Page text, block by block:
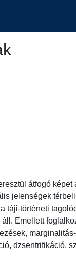
átfogó
jelenségek
táji-történeti
Emellett
dzsentrifikáció,